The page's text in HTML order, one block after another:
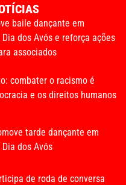
baile dançante em
dos Avós e reforça ações
associados
combater o racismo é
e os direitos humanos
tarde dançante em
dos Avós
de roda de conversa